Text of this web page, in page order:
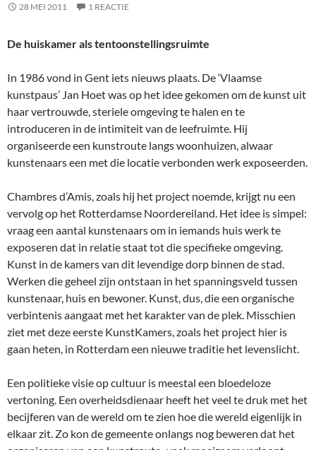
28 MEI 2011 1 REACTIE
De huiskamer als tentoonstellingsruimte
In 1986 vond in Gent iets nieuws plaats. De ‘Vlaamse
kunstpaus’ Jan Hoet was op het idee gekomen om de kunst uit
haar vertrouwde, steriele omgeving te halen en te
introduceren in de intimiteit van de leefruimte. Hij
organiseerde een kunstroute langs woonhuizen, alwaar
kunstenaars een met die locatie verbonden werk exposeerden.
Chambres d’Amis, zoals hij het project noemde, krijgt nu een
vervolg op het Rotterdamse Noordereiland. Het idee is simpel:
vraag een aantal kunstenaars om in iemands huis werk te
exposeren dat in relatie staat tot die specifieke omgeving.
Kunst in de kamers van dit levendige dorp binnen de stad.
Werken die geheel zijn ontstaan in het spanningsveld tussen
kunstenaar, huis en bewoner. Kunst, dus, die een organische
verbintenis aangaat met het karakter van de plek. Misschien
ziet met deze eerste KunstKamers, zoals het project hier is
gaan heten, in Rotterdam een nieuwe traditie het levenslicht.
Een politieke visie op cultuur is meestal een bloedeloze
vertoning. Een overheidsdienaar heeft het veel te druk met het
becijferen van de wereld om te zien hoe die wereld eigenlijk in
elkaar zit. Zo kon de gemeente onlangs nog beweren dat het